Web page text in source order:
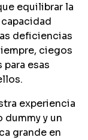
equilibrar la
deficiencias
ciegos
esas
experiencia
y un
grande en